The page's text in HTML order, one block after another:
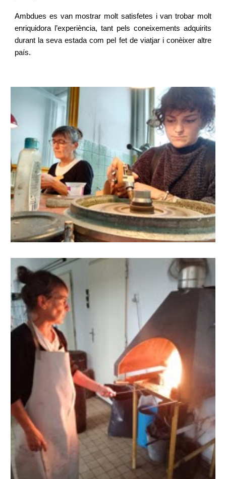
Ambdues es van mostrar molt satisfetes i van trobar molt
enriquidora l’experiència, tant pels coneixements adquirits
durant la seva estada com pel fet de viatjar i conèixer altre
país.